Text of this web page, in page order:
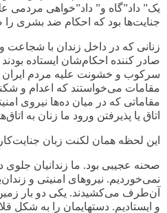
یک” داد”گاه و” داد”خواهی مردمی
جنایت‌ها بود که احکام ضد بشری را
زنانی که در داخل زندان با
صادر کننده احکام‌شان ایستاده
سرکوب و خشونت علیه مردم ایران
مقامات می‌خواستند که اعدام و
مقاماتی که در میان ده‌ها نیروی
اتاق یا پذیرفتن ورود ما زنان به
این لحظه همان لکنت زبان
صحنه عجیبی بود. ما زندانیان جلوی
نمی‌خوردیم. نیروهای امنیتی و
آن‌طرف می‌کشیدند. یکی دو بار زمین
و ایستادیم. دستها‌یمان را به شکل